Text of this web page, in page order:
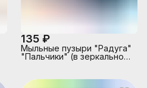
135 ₽
Мыльные пузыри "Радуга"
"Пальчики" (в зеркальном